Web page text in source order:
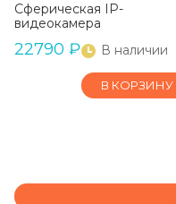
Сферическая IP-
видеокамера
22790 ₽ В наличии
В КОРЗИНУ